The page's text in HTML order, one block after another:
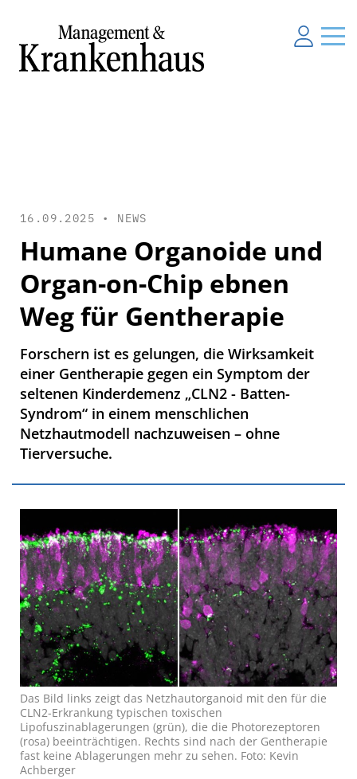
16.09.2025 • NEWS
Humane Organoide und
Organ-on-Chip ebnen
Weg für Gentherapie
Forschern ist es gelungen, die Wirksamkeit
einer Gentherapie gegen ein Symptom der
seltenen Kinderdemenz „CLN2 - Batten-
Syndrom“ in einem menschlichen
Netzhautmodell nachzuweisen – ohne
Tierversuche.
Das Bild links zeigt das Netzhautorganoid mit den für die
CLN2-Erkrankung typischen toxischen
Lipofuszinablagerungen (grün), die die Photorezeptoren
(rosa) beeinträchtigen. Rechts sind nach der Gentherapie
fast keine Ablagerungen mehr zu sehen. Foto: Kevin
Achberger